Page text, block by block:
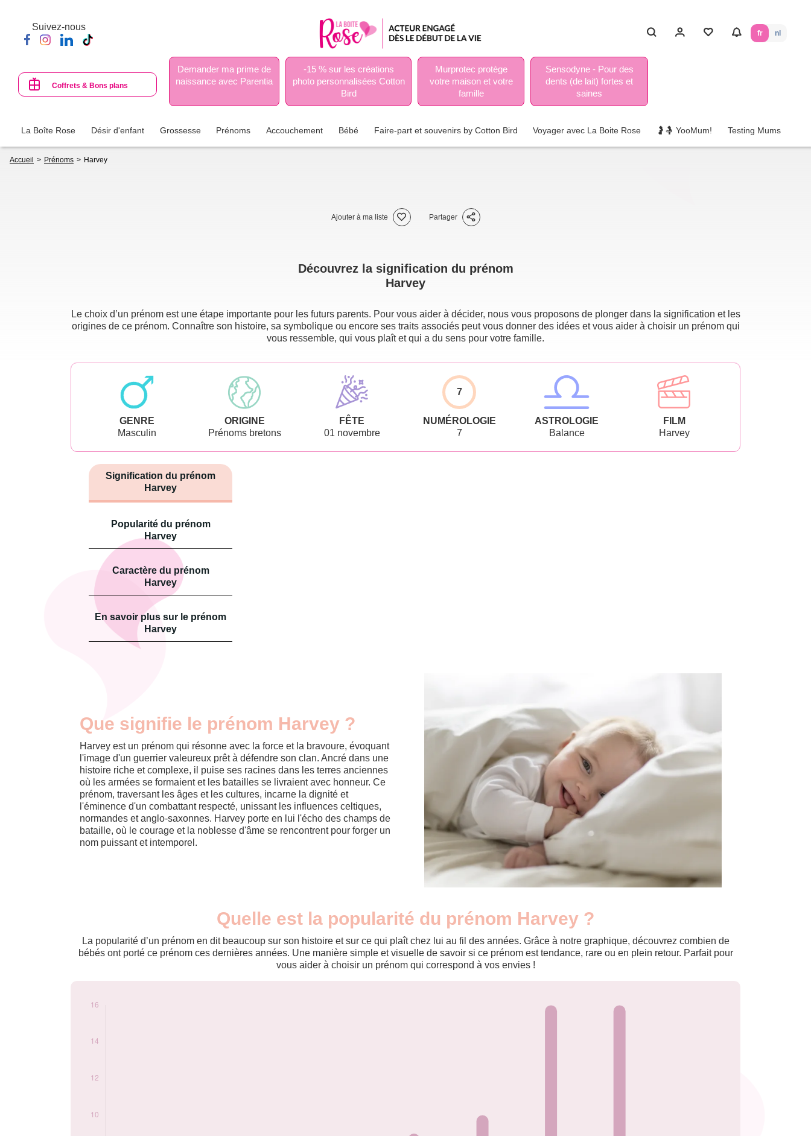
contenu
principal
Suivez-nous
fr nl
Coffrets & Bons plans
Demander ma prime de
naissance avec Parentia
-15 % sur les créations
photo personnalisées Cotton
Bird
Murprotec protège
votre maison et votre
famille
Sensodyne - Pour des
dents (de lait) fortes et
saines
La Boîte Rose Désir d'enfant Grossesse Prénoms Accouchement Bébé Faire-part et souvenirs by Cotton Bird Voyager avec La Boite Rose 🤰🤱 YooMum! Testing Mums
d'Ariane
Accueil Prénoms Harvey
Ajouter à ma liste Partager
Découvrez la signification du prénom
Harvey
Le choix d’un prénom est une étape importante pour les futurs parents. Pour vous aider à décider, nous vous proposons de plonger dans la signification et les
origines de ce prénom. Connaître son histoire, sa symbolique ou encore ses traits associés peut vous donner des idées et vous aider à choisir un prénom qui
vous ressemble, qui vous plaît et qui a du sens pour votre famille.
GENRE
Masculin
ORIGINE
Prénoms bretons
FÊTE
01 novembre
7
NUMÉROLOGIE
7
ASTROLOGIE
Balance
FILM
Harvey
Signification du prénom
Harvey
Popularité du prénom
Harvey
Caractère du prénom
Harvey
En savoir plus sur le prénom
Harvey
Que signifie le prénom Harvey ?
Harvey est un prénom qui résonne avec la force et la bravoure, évoquant
l'image d'un guerrier valeureux prêt à défendre son clan. Ancré dans une
histoire riche et complexe, il puise ses racines dans les terres anciennes
où les armées se formaient et les batailles se livraient avec honneur. Ce
prénom, traversant les âges et les cultures, incarne la dignité et
l'éminence d'un combattant respecté, unissant les influences celtiques,
normandes et anglo-saxonnes. Harvey porte en lui l'écho des champs de
bataille, où le courage et la noblesse d'âme se rencontrent pour forger un
nom puissant et intemporel.
Quelle est la popularité du prénom Harvey ?
La popularité d’un prénom en dit beaucoup sur son histoire et sur ce qui plaît chez lui au fil des années. Grâce à notre graphique, découvrez combien de
bébés ont porté ce prénom ces dernières années. Une manière simple et visuelle de savoir si ce prénom est tendance, rare ou en plein retour. Parfait pour
vous aider à choisir un prénom qui correspond à vos envies !
prénom Harvey par
2015
5
2017
5
2021
10
2024